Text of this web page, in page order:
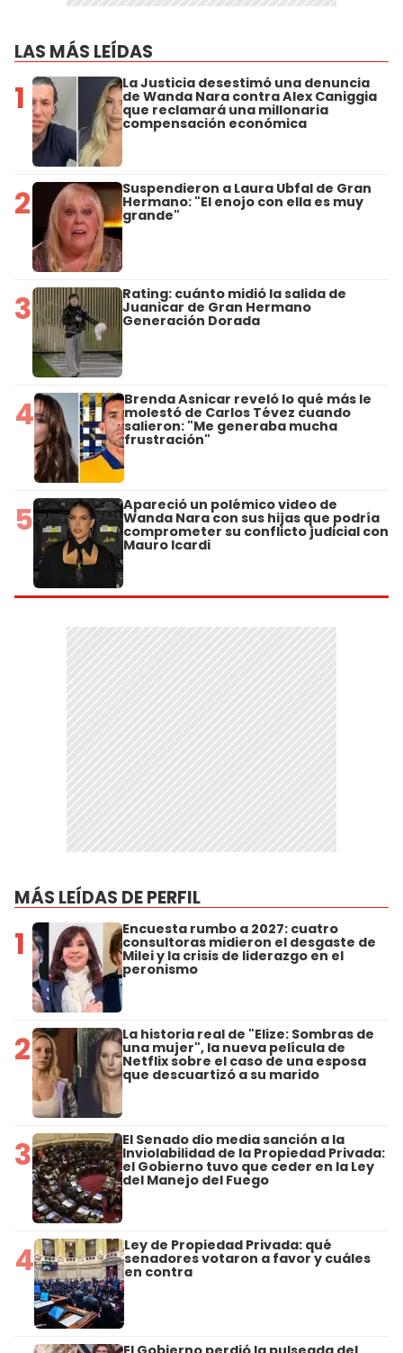
LAS MÁS LEÍDAS
1 La Justicia desestimó una denuncia
de Wanda Nara contra Alex Caniggia
que reclamará una millonaria
compensación económica
2 Suspendieron a Laura Ubfal de Gran
Hermano: "El enojo con ella es muy
grande"
3 Rating: cuánto midió la salida de
Juanicar de Gran Hermano
Generación Dorada
4 Brenda Asnicar reveló lo qué más le
molestó de Carlos Tévez cuando
salieron: "Me generaba mucha
frustración"
5 Apareció un polémico video de
Wanda Nara con sus hijas que podría
comprometer su conflicto judicial con
Mauro Icardi
MÁS LEÍDAS DE PERFIL
1 Encuesta rumbo a 2027: cuatro
consultoras midieron el desgaste de
Milei y la crisis de liderazgo en el
peronismo
2 La historia real de "Elize: Sombras de
una mujer", la nueva película de
Netflix sobre el caso de una esposa
que descuartizó a su marido
3 El Senado dio media sanción a la
Inviolabilidad de la Propiedad Privada:
el Gobierno tuvo que ceder en la Ley
del Manejo del Fuego
4 Ley de Propiedad Privada: qué
senadores votaron a favor y cuáles
en contra